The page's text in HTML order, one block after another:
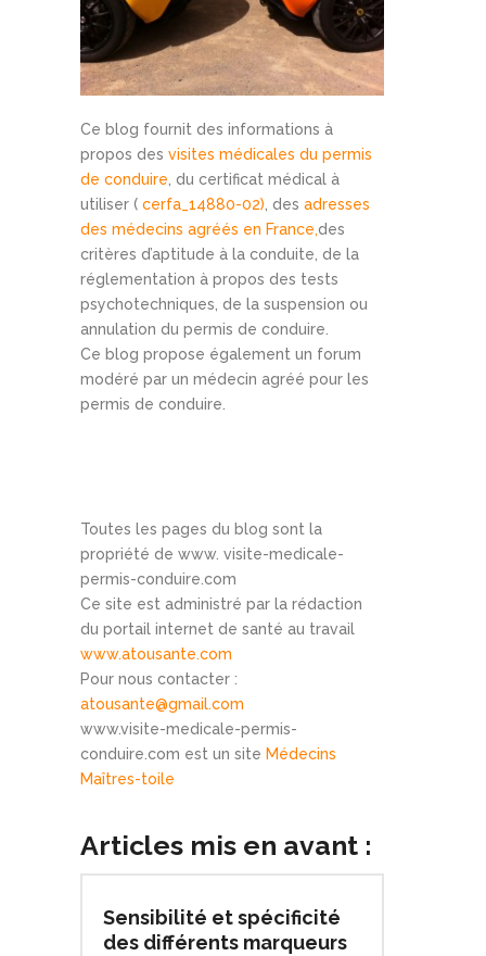
Ce blog fournit des informations à
propos des visites médicales du permis
de conduire, du certificat médical à
utiliser ( cerfa_14880-02), des adresses
des médecins agréés en France,des
critères d’aptitude à la conduite, de la
réglementation à propos des tests
psychotechniques, de la suspension ou
annulation du permis de conduire.
Ce blog propose également un forum
modéré par un médecin agréé pour les
permis de conduire.
Toutes les pages du blog sont la
propriété de www. visite-medicale-
permis-conduire.com
Ce site est administré par la rédaction
du portail internet de santé au travail
www.atousante.com
Pour nous contacter :
atousante@gmail.com
www.visite-medicale-permis-
conduire.com est un site Médecins
Maîtres-toile
Articles mis en avant :
Sensibilité et spécificité
des différents marqueurs